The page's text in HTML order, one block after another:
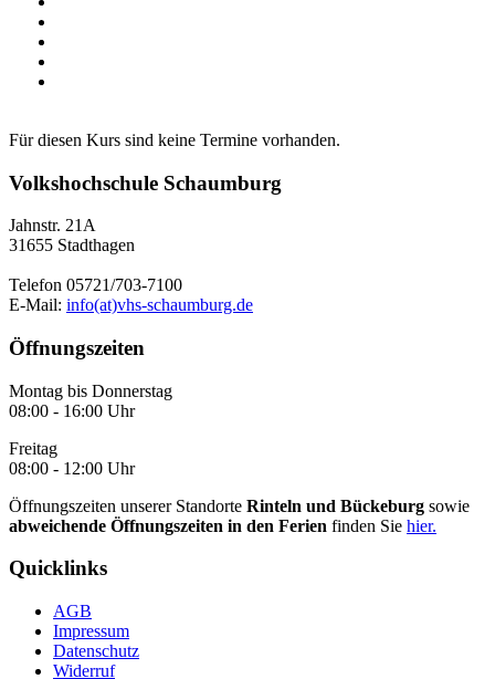
Für diesen Kurs sind keine Termine vorhanden.
Volkshochschule Schaumburg
Jahnstr. 21A
31655 Stadthagen
Telefon 05721/703-7100
E-Mail: info(at)vhs-schaumburg.de
Öffnungszeiten
Montag bis Donnerstag
08:00 - 16:00 Uhr
Freitag
08:00 - 12:00 Uhr
Öffnungszeiten unserer Standorte Rinteln und Bückeburg sowie
abweichende Öffnungszeiten in den Ferien finden Sie hier.
Quicklinks
AGB
Impressum
Datenschutz
Widerruf